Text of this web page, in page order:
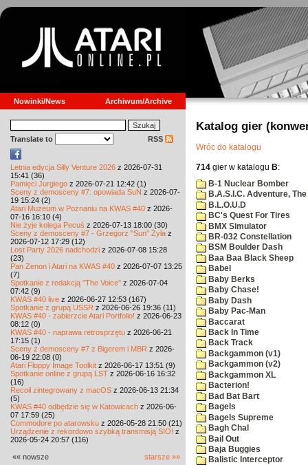
Nowinki/News Archiwum/Archive
Translate to RSS
Letnia edycja Silly Venture 2026 z 2026-07-31
15:41 (36)
Pamięci Jurgiego z 2026-07-21 12:42 (1)
Sceny z demosceny #7: opowiada SuN z 2026-07-
19 15:24 (2)
Atari Muzeum w Poznaniu na KWAS #40 z 2026-
07-16 16:10 (4)
Nie żyje kolega Pecuś z 2026-07-13 18:00 (30)
Sceny z demosceny #7 - Grzegorz "Sun" Żyła z
2026-07-12 17:29 (12)
Lost Party 2026 nadchodzi z 2026-07-08 15:28
(23)
Pan Zenon i Atari na KWAS #40 z 2026-07-07 13:25
(7)
Spotkanie z redakcją "The Voice" z 2026-07-04
07:42 (9)
KWAS #40 live z 2026-06-27 12:53 (167)
Spotkanie z grupą USSR z 2026-06-26 19:36 (11)
KWAS #40 - zabierzcie Atari Portfolio! z 2026-06-23
08:12 (0)
KWAS #40 - naprawa retrosprzętu z 2026-06-21
17:15 (1)
Sceny z demosceny #7 z Bigerem i MBR z 2026-
06-19 22:08 (0)
Atari Floppy Image Toolkit z 2026-06-17 13:51 (9)
Spotkanie online z grupą LST z 2026-06-16 16:32
(16)
Recoil zintegrowany z macOS z 2026-06-13 21:34
(5)
KWAS #40 odbędzie się w Katowicach z 2026-06-
07 17:59 (25)
Commodore po atarowsku z 2026-05-28 21:50 (21)
Urządzenie z rekordowo szybką transmisją SIO! z
2026-05-24 20:57 (116)
«« nowsze starsze »»
Katalog gier
Wróc do katalogu
714 gier w katalogu B:
B-1 Nuclear Bomber
B.A.S.I.C. Adventure, The
B.L.O.U.D
BC's Quest For Tires
BMX Simulator
BR-032 Constellation
BSM Boulder Dash
Baa Baa Black Sheep
Babel
Baby Berks
Baby Chase!
Baby Dash
Baby Pac-Man
Baccarat
Back In Time
Back Track
Backgammon (v1)
Backgammon (v2)
Backgammon XL
Bacterion!
Bad Bat Bart
Bagels
Bagels Supreme
Bagh Chal
Bail Out
Baja Buggies
Balistic Interceptor